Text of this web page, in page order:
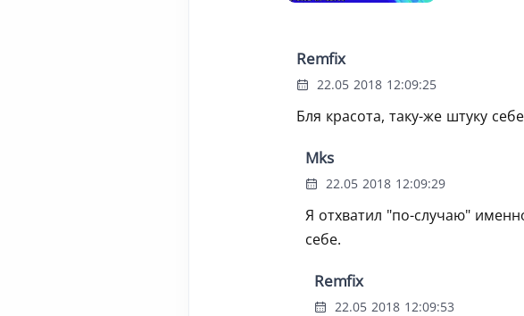
Remfix
22.05 2018 12:09:25
Бля красота, таку-же штуку
Mks
22.05 2018 12:09:29
Я отхватил "по-случаю"
себе.
Remfix
22.05 2018 12:09:53